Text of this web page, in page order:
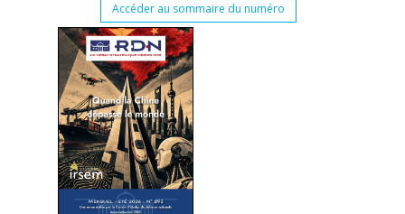
Accéder au sommaire du numéro